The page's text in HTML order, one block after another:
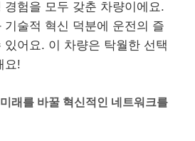
경험을 모두 갖춘 차량이에요.
기술적 혁신 덕분에 운전의 즐
있어요. 이 차량은 탁월한 선택
요!
래를 바꿀 혁신적인 네트워크를